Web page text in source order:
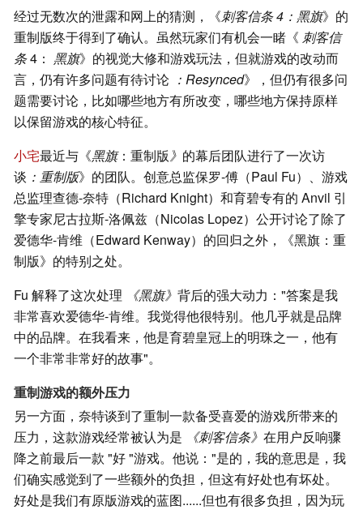
经过无数次的泄露和网上的猜测，《刺客信条 4：黑旗》的
重制版终于得到了确认。虽然玩家们有机会一睹《 刺客信
条4： 黑旗》的视觉大修和游戏玩法，但就游戏的改动而
言，仍有许多问题有待讨论 ：Resynced》，但仍有很多问
题需要讨论，比如哪些地方有所改变，哪些地方保持原样
以保留游戏的核心特征。
小宅最近与《黑旗：重制版》 的幕后团队进行了一次访
谈 ：重制版》的团队。创意总监保罗-傅（Paul Fu）、游戏
总监理查德-奈特（Richard Knight）和育碧专有的 Anvil 引
擎专家尼古拉斯-洛佩兹（Nicolas Lopez）公开讨论了除了
爱德华-肯维（Edward Kenway）的回归之外，《黑旗：重
制版》的特别之处。
Fu 解释了这次处理 《黑旗》 背后的强大动力："答案是我
非常喜欢爱德华-肯维。我觉得他很特别。他几乎就是品牌
中的品牌。在我看来，他是育碧皇冠上的明珠之一，他有
一个非常非常好的故事"。
重制游戏的额外压力
另一方面，奈特谈到了重制一款备受喜爱的游戏所带来的
压力，这款游戏经常被认为是 《刺客信条》 在用户反响骤
降之前最后一款 "好 "游戏。他说："是的，我的意思是，我
们确实感觉到了一些额外的负担，但这有好处也有坏处。
好处是我们有原版游戏的蓝图......但也有很多负担，因为玩